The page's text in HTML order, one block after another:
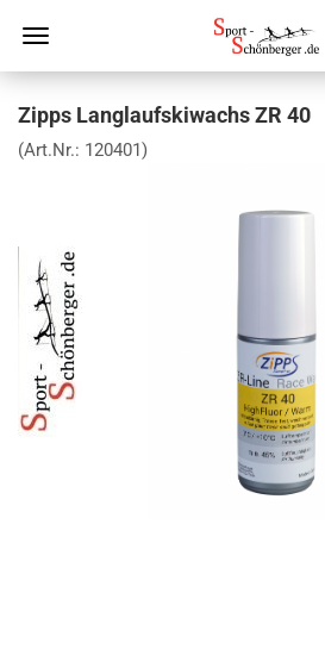
Zipps Langlaufskiwachs ZR 40
(Art.Nr.: 120401)